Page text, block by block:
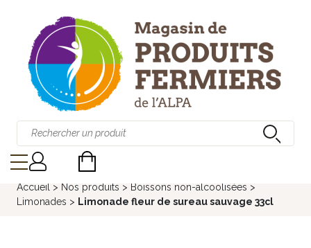
Accueil > Nos produits > Boissons non-alcoolisées >
Limonades > Limonade fleur de sureau sauvage 33cl